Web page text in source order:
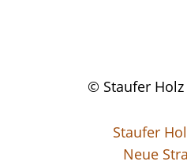
© Staufer Holz
Staufer
Neue